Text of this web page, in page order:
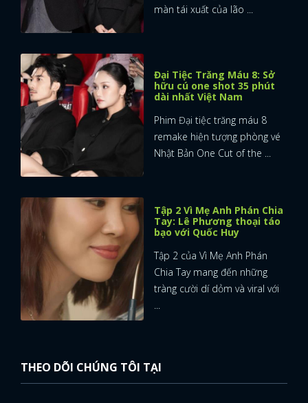
màn tái xuất của lão ...
Đại Tiệc Trăng Máu 8: Sở
hữu cú one shot 35 phút
dài nhất Việt Nam
Phim Đại tiệc trăng máu 8
remake hiện tượng phòng vé
Nhật Bản One Cut of the ...
Tập 2 Vì Mẹ Anh Phán Chia
Tay: Lê Phương thoại táo
bạo với Quốc Huy
Tập 2 của Vì Mẹ Anh Phán
Chia Tay mang đến những
tràng cười dí dỏm và viral với
THEO DÕI CHÚNG TÔI TẠI